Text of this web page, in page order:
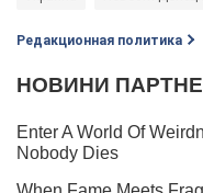
Редакционная политика